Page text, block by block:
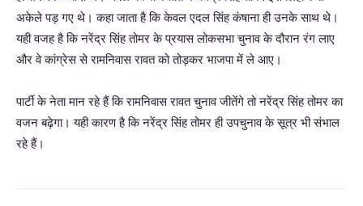
अकेले पड़ गए थे। कहा जाता है कि केवल एदल सिंह कंषाना ही उनके साथ थे।
यही वजह है कि नरेंद्र सिंह तोमर के प्रयास लोकसभा चुनाव के दौरान रंग लाए
और वे कांग्रेस से रामनिवास रावत को तोड़कर भाजपा में ले आए।
पार्टी के नेता मान रहे हैं कि रामनिवास रावत चुनाव जीतेंगे तो नरेंद्र सिंह तोमर का
वजन बढ़ेगा। यही कारण है कि नरेंद्र सिंह तोमर ही उपचुनाव के सूत्र भी संभाल
रहे हैं।